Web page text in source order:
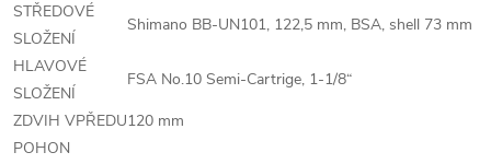
STŘEDOVÉ
SLOŽENÍ
Shimano BB-UN101, 122,5 mm, BSA, shell 73 mm
HLAVOVÉ
SLOŽENÍ
FSA No.10 Semi-Cartrige, 1-1/8“
ZDVIH VPŘEDU120 mm
POHON